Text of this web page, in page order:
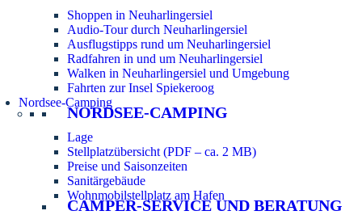
Shoppen in Neuharlingersiel
Audio-Tour durch Neuharlingersiel
Ausflugstipps rund um Neuharlingersiel
Radfahren in und um Neuharlingersiel
Walken in Neuharlingersiel und Umgebung
Fahrten zur Insel Spiekeroog
Nordsee-Camping
NORDSEE-CAMPING
Lage
Stellplatzübersicht (PDF – ca. 2 MB)
Preise und Saisonzeiten
Sanitärgebäude
Wohnmobilstellplatz am Hafen
CAMPER-SERVICE UND BERATUNG